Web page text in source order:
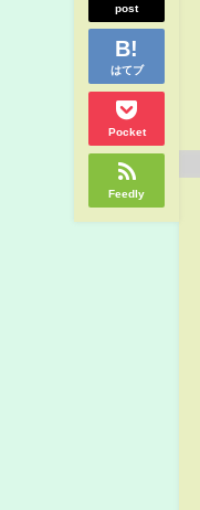
post
はてブ
Pocket
Feedly